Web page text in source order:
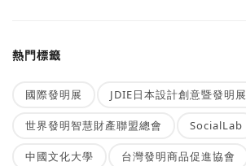
熱門標籤
國際發明展 JDIE日本設計創意暨發明展
世界發明智慧財產聯盟總會 SocialLab
中國文化大學 台灣發明商品促進協會